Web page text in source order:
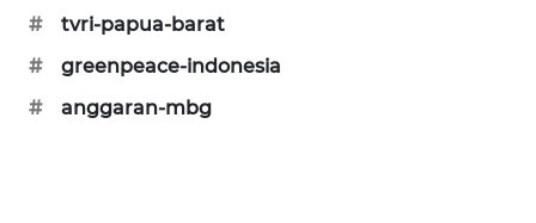
#
tvri-papua-barat
#
greenpeace-indonesia
#
anggaran-mbg
ENERGI
NEWS